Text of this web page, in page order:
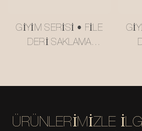
GIYIM SERISI • FILE
DERI SAKLAMA
ÜRÜNLERIMIZLE